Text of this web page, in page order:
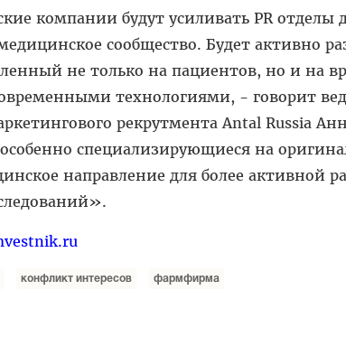
компании будут усиливать PR отделы
сообщество. Будет активно
не только на пациентов, но и на
технологиями, - говорит
рекрутмента Antal Russia
специализирующиеся на
направление для более активной
конфликт интересов фармфирма